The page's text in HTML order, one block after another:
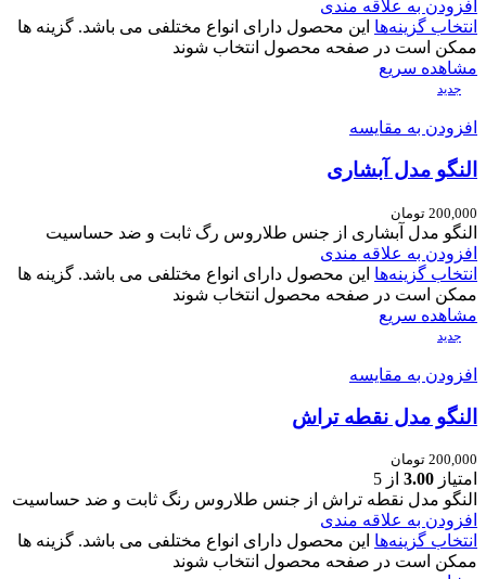
افزودن به علاقه مندی
انتخاب گزینه‌ها این محصول دارای انواع مختلفی می باشد. گزینه ها
ممکن است در صفحه محصول انتخاب شوند
مشاهده سریع
جدید
افزودن به مقایسه
النگو مدل آبشاری
200,000 تومان
النگو مدل آبشاری از جنس طلاروس رگ ثابت و ضد حساسیت
افزودن به علاقه مندی
انتخاب گزینه‌ها این محصول دارای انواع مختلفی می باشد. گزینه ها
ممکن است در صفحه محصول انتخاب شوند
مشاهده سریع
جدید
افزودن به مقایسه
النگو مدل نقطه تراش
200,000 تومان
امتیاز 3.00 از 5
النگو مدل نقطه تراش از جنس طلاروس رنگ ثابت و ضد حساسیت
افزودن به علاقه مندی
انتخاب گزینه‌ها این محصول دارای انواع مختلفی می باشد. گزینه ها
ممکن است در صفحه محصول انتخاب شوند